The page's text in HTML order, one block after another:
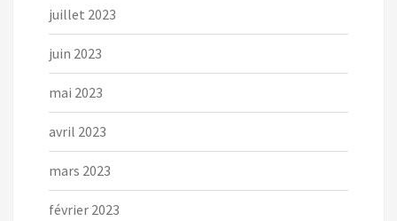
juillet 2023
juin 2023
mai 2023
avril 2023
mars 2023
février 2023